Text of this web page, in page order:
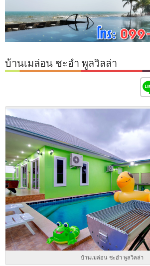
บ้านเมล่อน ชะอำ พูลวิลล่า
บ้านเมล่อน ชะอำ พูลวิลล่า